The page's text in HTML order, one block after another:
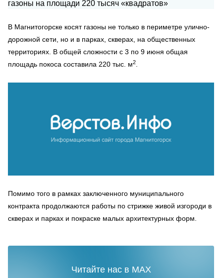
В Магнитогорске косят газоны не только в периметре улично-
дорожной сети, но и в парках, скверах, на общественных
территориях. В общей сложности с 3 по 9 июня общая
площадь покоса составила 220 тыс. м2
Помимо того в рамках заключенного муниципального
контракта продолжаются работы по стрижке живой изгороди в
скверах и парках и покраске малых архитектурных форм.
Читайте нас в MAX